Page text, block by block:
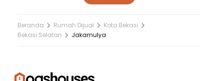
Beranda Rumah Dijual
Kota Bekasi
Bekasi Selatan
Jakamulya